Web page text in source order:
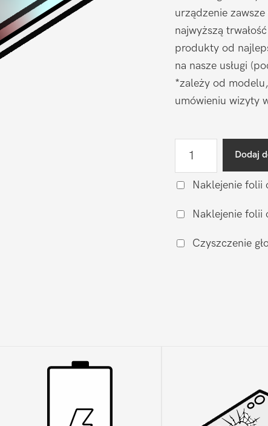
urządzenie
najwyższą
produkty od
na nasze usługi
*zależy od
umówieniu wizyty
wyświetlacza
Galaxy
Dodaj
Naklejenie folii
Naklejenie folii
Czyszczenie